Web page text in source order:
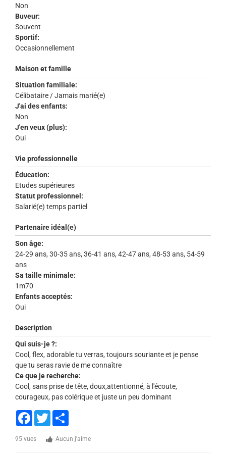
Non
Buveur:
Souvent
Sportif:
Occasionnellement
Maison et famille
Situation familiale:
Célibataire / Jamais marié(e)
J'ai des enfants:
Non
J'en veux (plus):
Oui
Vie professionnelle
Éducation:
Etudes supérieures
Statut professionnel:
Salarié(e) temps partiel
Partenaire idéal(e)
Son âge:
24-29 ans, 30-35 ans, 36-41 ans, 42-47 ans, 48-53 ans, 54-59
ans
Sa taille minimale:
1m70
Enfants acceptés:
Oui
Description
Qui suis-je ?:
Cool, flex, adorable tu verras, toujours souriante et je pense
que tu seras ravie de me connaître
Ce que je recherche:
Cool, sans prise de tête, doux,attentionné, à l'écoute,
courageux, pas colérique et juste un peu dominant
Facebook
Twitter
95 vues Aucun j'aime